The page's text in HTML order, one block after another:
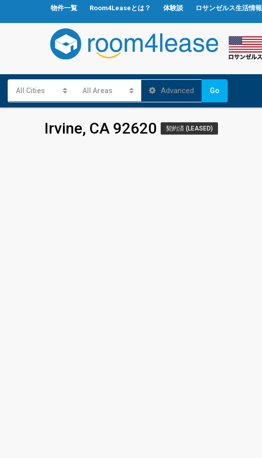
物件一覧 Room4Leaseとは？ 体験談 ロサンゼルス生活情報
All Cities All Areas Advanced Go
Irvine, CA 92620 契約済 (LEASED)